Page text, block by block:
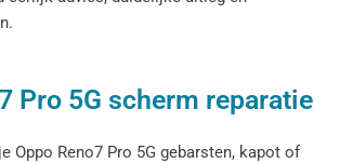
Pro 5G scherm reparatie
Oppo Reno7 Pro 5G gebarsten, kapot of